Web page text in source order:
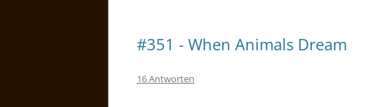
#351 - When Animals Dream
16 Antworten